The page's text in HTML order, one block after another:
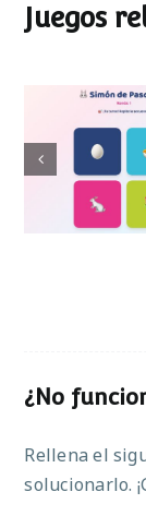
Juegos
Simon de
¿No
Rellena el
solucionarlo.